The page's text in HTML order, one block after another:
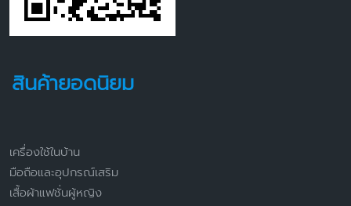
สินค้ายอดนิยม
เครื่องใช้ในบ้าน
มือถือและอุปกรณ์เสริม
เสื้อผ้าแฟชั่นผู้หญิง